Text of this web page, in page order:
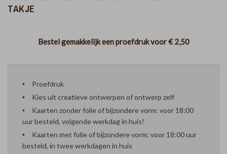
TAKJE
Bestel gemakkelijk een proefdruk voor€ 2,50
Proefdruk
Kies uit creatieve ontwerpen of ontwerp zelf
Kaarten zonder folie of bijzondere vorm: voor 18:00
uur besteld, volgende werkdag in huis!
Kaarten met folie of bijzondere vorm: voor 18:00 uur
besteld, in twee werkdagen in huis